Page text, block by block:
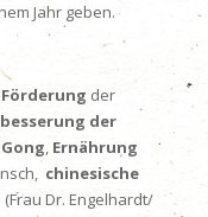
Jahr geben.
Förderung der
der
, Ernährung
chinesische
Dr. Engelhardt/